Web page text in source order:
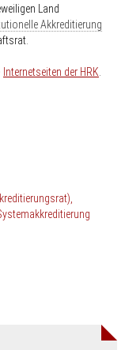
Land
Akkreditierung
Internetseiten der HRK